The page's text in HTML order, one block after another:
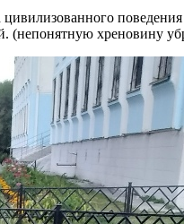
хреновину